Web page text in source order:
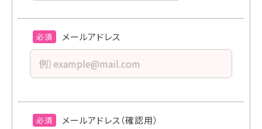
メールアドレス
必須
メールアドレス（確認用）
必須